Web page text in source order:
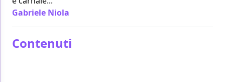
Gabriele Niola
Contenuti